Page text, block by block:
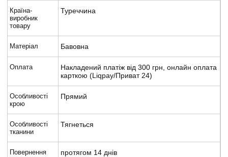
Країна-
виробник
товару
Туреччина
Матеріал Бавовна
Оплата
Накладений платіж від 300 грн, онлайн оплата
карткою (Liqpay/Приват 24)
Особливості
крою
Прямий
Особливості
тканини
Тягнеться
Повернення протягом 14 днів